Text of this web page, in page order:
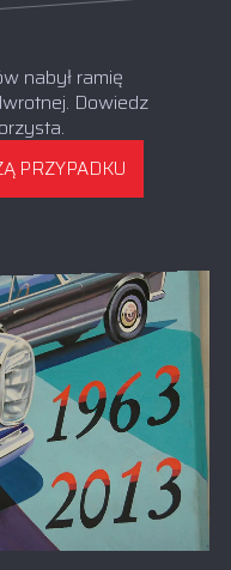
nabył ramię
Dowiedz
PRZYPADKU